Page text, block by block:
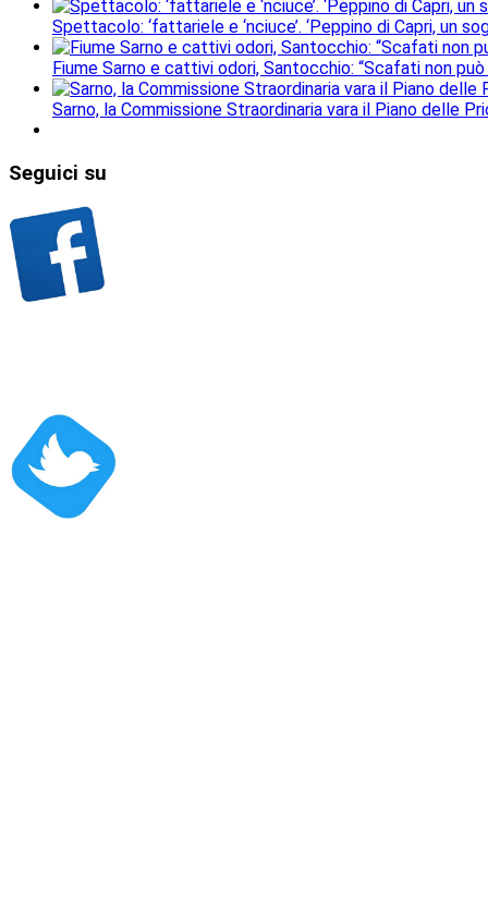
Spettacolo: ‘fattariele e ‘nciuce’. ‘Peppino di Capri, un
Fiume Sarno e cattivi odori, Santocchio: “Scafati non
Sarno, la Commissione Straordinaria vara il Piano delle
Seguici su